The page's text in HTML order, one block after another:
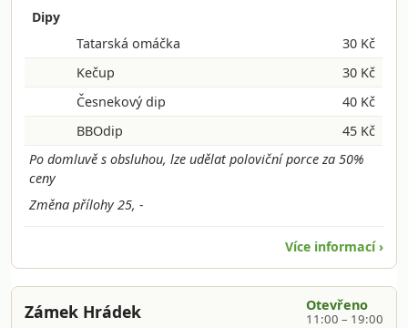
Dipy
Tatarská omáčka
30 Kč
Kečup
30 Kč
Česnekový dip
40 Kč
BBOdip
45 Kč
Po domluvě s obsluhou, lze udělat poloviční porce za 50%
ceny
Změna přílohy 25, -
Více informací ›
Zámek Hrádek Otevřeno
11:00 – 19:00